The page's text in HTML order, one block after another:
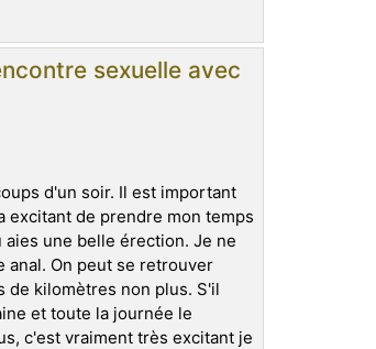
sexuelle avec
d'un soir. Il est important
de prendre mon temps
une belle érection. Je ne
anal. On peut se retrouver
de kilomètres non plus. S'il
et toute la journée le
c'est vraiment très excitant je